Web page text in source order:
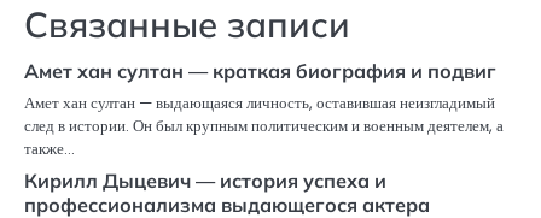
Связанные записи
Амет хан султан — краткая биография и подвиг
Амет хан султан — выдающаяся личность, оставившая неизгладимый
след в истории. Он был крупным политическим и военным деятелем, а
также…
Кирилл Дыцевич — история успеха и
профессионализма выдающегося актера